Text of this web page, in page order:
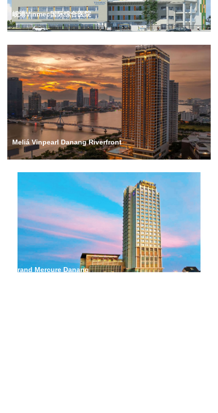
岘港Vinmec国际综合医院
Meliá Vinpearl Danang Riverfront
Grand Mercure Danang